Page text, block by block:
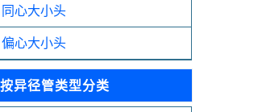
同心大小头
偏心大小头
按异径管类型分类